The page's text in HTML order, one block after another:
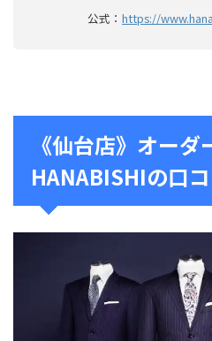
公式： https://
《仙台店》オーダ
HANABISHIの口